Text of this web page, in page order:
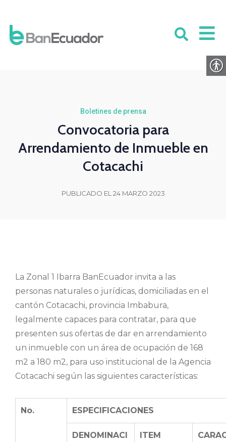
Boletines de prensa
Convocatoria para
Arrendamiento de Inmueble en
Cotacachi
PUBLICADO EL 24 MARZO 2023
La Zonal 1 Ibarra BanEcuador invita a las
personas naturales o jurídicas, domiciliadas en el
cantón Cotacachi, provincia Imbabura,
legalmente capaces para contratar, para que
presenten sus ofertas de dar en arrendamiento
un inmueble con un área de ocupación de 168
m2 a 180 m2, para uso institucional de la Agencia
Cotacachi según las siguientes características:
No. ESPECIFICACIONES
DENOMINACI
ITEM